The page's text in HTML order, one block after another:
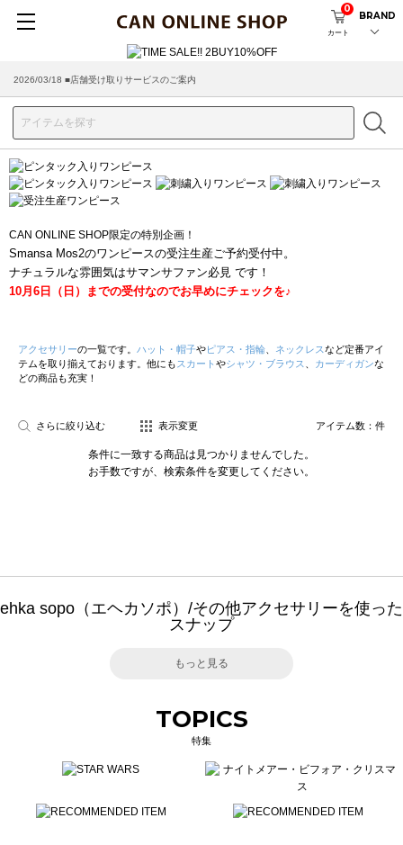
カート
0
BRAND
2026/03/18 ■店舗受け取りサービスのご案内
CAN ONLINE SHOP限定の特別企画！
Smansa Mos2のワンピースの受注生産ご予約受付中。
ナチュラルな雰囲気はサマンサファン必見 です！
10月6日（日）までの受付なのでお早めにチェックを♪
アクセサリーの一覧です。 ハット・帽子やピアス・指輪 ネックレスなど定番アイ
テムを取り揃えております。他にも スカート やシャツ・ブラウス カーディガンな
どの商品も充実！
さらに絞り込む 表示変更 アイテム数： 件
条件に一致する商品は見つかりませんでした。
お手数ですが、検索条件を変更してください。
ehka sopo（エヘカソポ）/その他アクセサリーを使った
スナップ
もっと見る
TOPICS
特集